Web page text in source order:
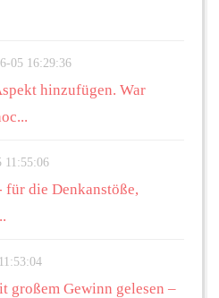
05 16:29:36
hinzufügen. War
11:55:06
die Denkanstöße,
großem Gewinn gelesen –